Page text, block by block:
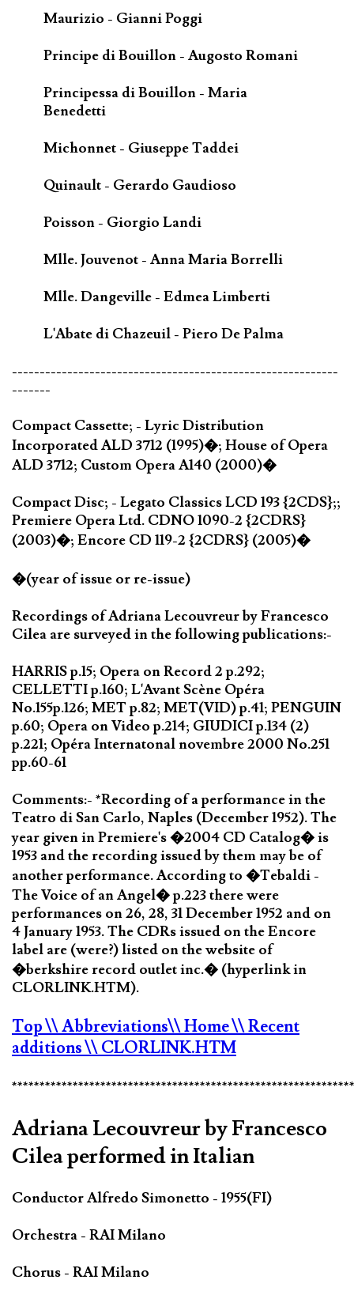
Maurizio - Gianni Poggi
Principe di Bouillon - Augosto Romani
Principessa di Bouillon - Maria
Benedetti
Michonnet - Giuseppe Taddei
Quinault - Gerardo Gaudioso
Poisson - Giorgio Landi
Mlle. Jouvenot - Anna Maria Borrelli
Mlle. Dangeville - Edmea Limberti
L'Abate di Chazeuil - Piero De Palma
-----------------------------------------------------------
-------
Compact Cassette; - Lyric Distribution
Incorporated ALD 3712 (1995)�; House of Opera
ALD 3712; Custom Opera A140 (2000)�
Compact Disc; - Legato Classics LCD 193 {2CDS};;
Premiere Opera Ltd. CDNO 1090-2 {2CDRS}
(2003)�; Encore CD 119-2 {2CDRS} (2005)�
�(year of issue or re-issue)
Recordings of Adriana Lecouvreur by Francesco
Cilea are surveyed in the following publications:-
HARRIS p.15; Opera on Record 2 p.292;
CELLETTI p.160; L'Avant Scène Opéra
No.155p.126; MET p.82; MET(VID) p.41; PENGUIN
p.60; Opera on Video p.214; GIUDICI p.134 (2)
p.221; Opéra Internatonal novembre 2000 No.251
pp.60-61
Comments:- *Recording of a performance in the
Teatro di San Carlo, Naples (December 1952). The
year given in Premiere's �2004 CD Catalog� is
1953 and the recording issued by them may be of
another performance. According to �Tebaldi -
The Voice of an Angel� p.223 there were
performances on 26, 28, 31 December 1952 and on
4 January 1953. The CDRs issued on the Encore
label are (were?) listed on the website of
�berkshire record outlet inc.� (hyperlink in
CLORLINK.HTM).
Top\\ Abbreviations\\ Home\\ Recent
additions\\ CLORLINK.HTM
Adriana Lecouvreur by Francesco
Cilea performed in Italian
Conductor Alfredo Simonetto - 1955(FI)
Orchestra - RAI Milano
Chorus - RAI Milano